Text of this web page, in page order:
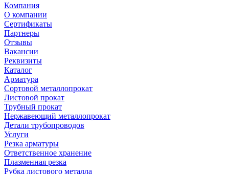
Компания
О компании
Сертификаты
Партнеры
Отзывы
Вакансии
Реквизиты
Каталог
Арматура
Сортовой металлопрокат
Листовой прокат
Трубный прокат
Нержавеющий металлопрокат
Детали трубопроводов
Услуги
Резка арматуры
Ответственное хранение
Плазменная резка
Рубка листового металла